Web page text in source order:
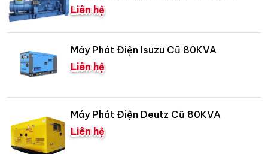
Liên hệ
Máy Phát Điện Isuzu Cũ 80KVA
Liên hệ
Máy Phát Điện Deutz Cũ 80KVA
Liên hệ